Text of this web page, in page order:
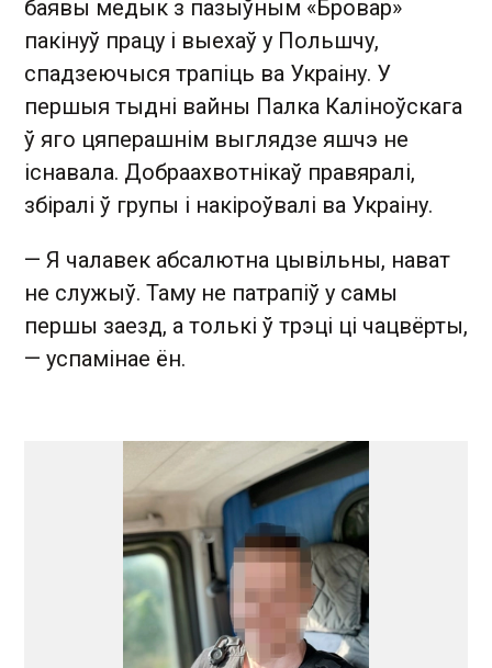
баявы медык з пазыўным «Бровар»
пакінуў працу і выехаў у Польшчу,
спадзеючыся трапіць ва Украіну. У
першыя тыдні вайны Палка Каліноўскага
ў яго цяперашнім выглядзе яшчэ не
існавала. Добраахвотнікаў правяралі,
збіралі ў групы і накіроўвалі ва Украіну.
— Я чалавек абсалютна цывільны, нават
не служыў. Таму не патрапіў у самы
першы заезд, а толькі ў трэці ці чацвёрты,
— успамінае ён.